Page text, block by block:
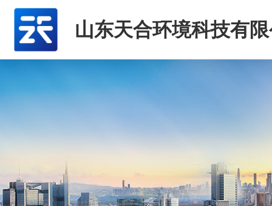
山东天合环境科技有